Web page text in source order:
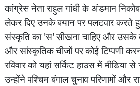
कांग्रेस नेता राहुल गांधी के अंडमान
लेकर दिए उनके बयान पर पलटवार करते
संस्कृति का 'स'सीखना चाहिए और उसके
और सांस्कृतिक चीजों पर कोई टिप्पणी
रविवार को यहां सर्किट हाउस में मीडिया से
उन्होंने पश्चिम बंगाल चुनाव परिणामों और